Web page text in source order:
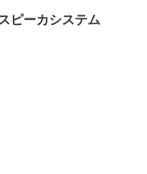
ピーカシステム